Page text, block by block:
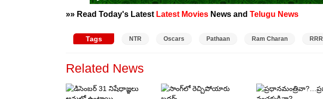
»» Read Today's Latest Latest Movies News and Telugu News
Tags NTR Oscars Pathaan Ram Charan RRR
Related News